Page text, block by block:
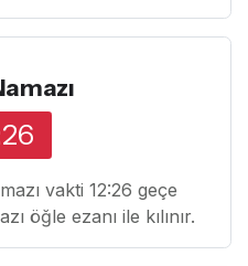
vakti 12:26 geçe
öğle ezanı ile kılınır.